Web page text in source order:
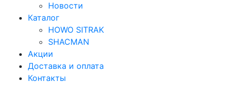
Новости
Каталог
HOWO SITRAK
SHACMAN
Акции
Доставка и оплата
Контакты